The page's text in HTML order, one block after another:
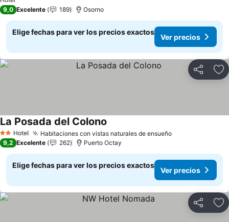
9,0 Excelente 189 Osorno
Elige fechas para ver los precios exactos
Ver precios
Compartir
2 Estrellas
Hotel Habitaciones con vistas naturales de ensueñoVer precios
La Posada del Colono
9,2 Excelente 262 Puerto Octay
Elige fechas para ver los precios exactos
Ver precios
Compartir